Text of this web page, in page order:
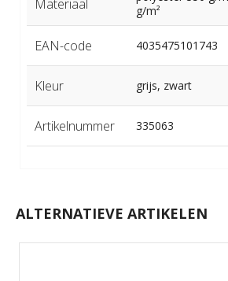
Materiaal
g/m²
EAN-code 4035475101743
Kleur grijs, zwart
Artikelnummer 335063
ALTERNATIEVE ARTIKELEN